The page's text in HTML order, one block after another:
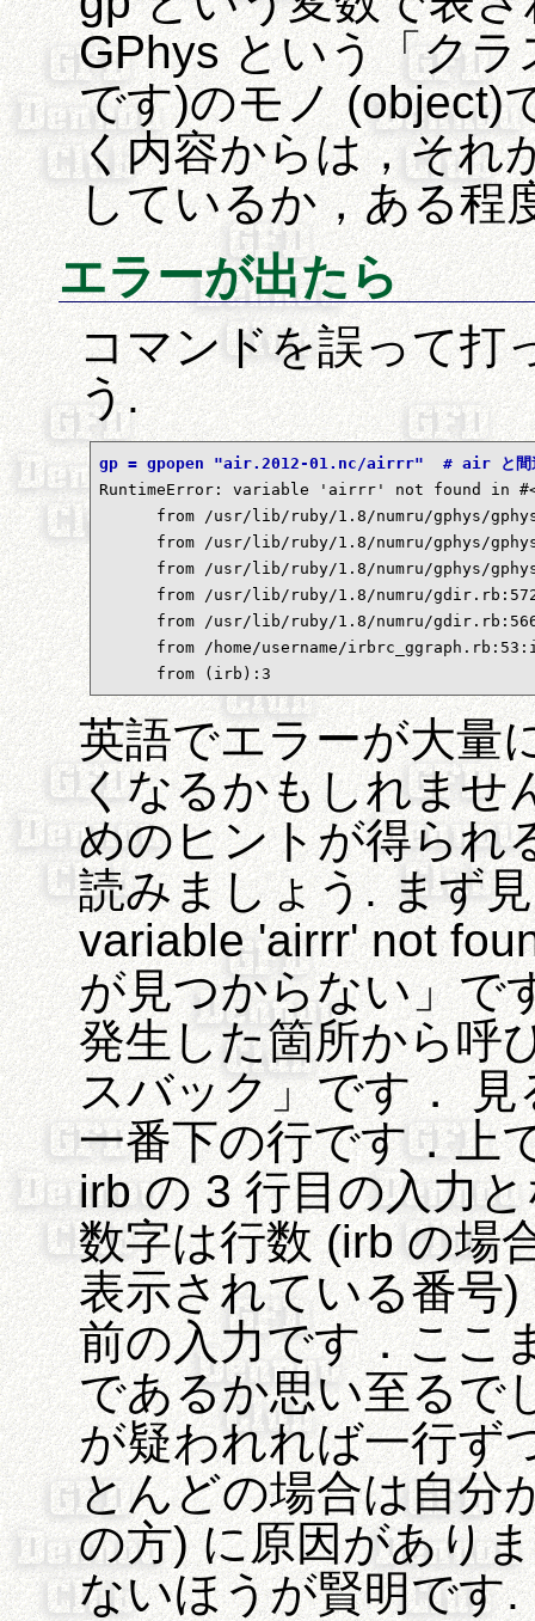
GPhys という「ク
です)のモノ (object)
く内容からは，それ
しているか，ある程
エラーが出たら
コマンドを誤って打
う.
gp = gpopen "air.2012-01.nc/airrr"  # air と間違
RuntimeError: variable 'airrr' not found in
from /usr/lib/ruby/1.8/numru/gphys/
from /usr/lib/ruby/1.8/numru/gphys/
from /usr/lib/ruby/1.8/numru/gphys/
from /usr/lib/ruby/1.8/numru/
from /usr/lib/ruby/1.8/numru/
from /home/username/
      from (irb):3
英語でエラーが大量
くなるかもしれませ
めのヒントが得られ
読みましょう. まず
variable 'airrr' not
が見つからない」で
発生した箇所から呼
スバック」です．
一番下の行です．上
irb の 3 行目の入力
数字は行数 (irb の場
表示されている番号
前の入力です．ここ
であるか思い至るで
が疑われれば一行ず
とんどの場合は自分
の方) に原因があり
ないほうが賢明です.